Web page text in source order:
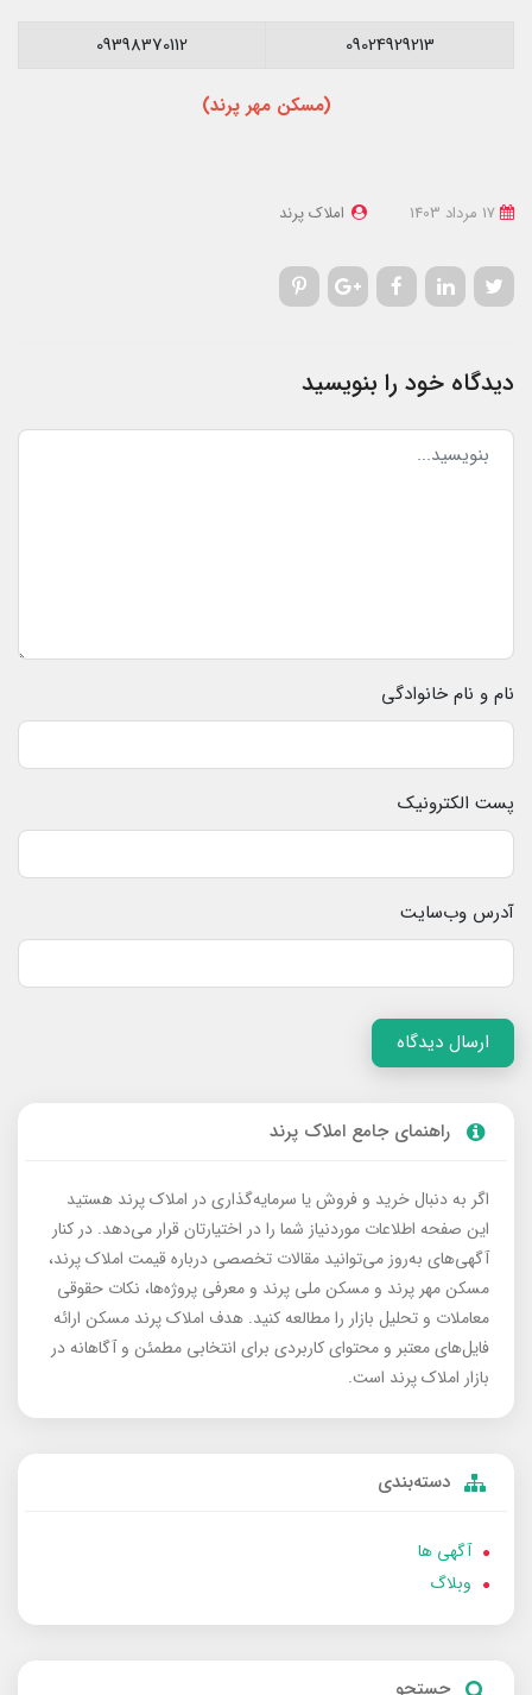
09024929213
09398370112
(مسکن مهر پرند)
املاک پرند
دیدگاه خود را بنویسید
نام و نام خانوادگی
پست الکترونیک
آدرس وب‌سایت
ارسال دیدگاه
راهنمای جامع املاک پرند
اگر به دنبال خرید و فروش یا سرمایه‌گذاری در املاک پرند هستید
این صفحه اطلاعات موردنیاز شما را در اختیارتان قرار می‌دهد. در کنار
آگهی‌های به‌روز می‌توانید مقالات تخصصی درباره قیمت املاک پرند،
مسکن مهر پرند و مسکن ملی پرند و معرفی پروژه‌ها، نکات حقوقی
معاملات و تحلیل بازار را مطالعه کنید. هدف املاک پرند مسکن ارائه
فایل‌های معتبر و محتوای کاربردی برای انتخابی مطمئن و آگاهانه در
بازار املاک پرند است.
دسته‌بندی
آگهی ها
وبلاگ
جستجو